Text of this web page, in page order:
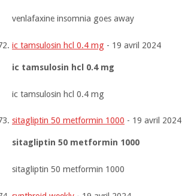
venlafaxine insomnia goes away
ic tamsulosin hcl 0.4 mg - 19 avril 2024
ic tamsulosin hcl 0.4 mg
ic tamsulosin hcl 0.4 mg
sitagliptin 50 metformin 1000 - 19 avril 2024
sitagliptin 50 metformin 1000
sitagliptin 50 metformin 1000